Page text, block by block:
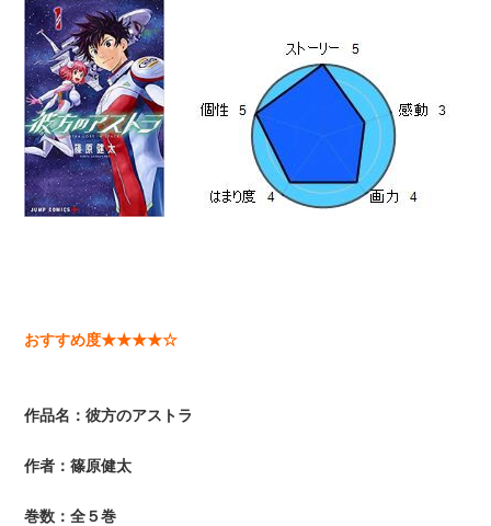
おすすめ度★★★★☆
作品名：彼方のアストラ
作者：篠原健太
巻数：全５巻